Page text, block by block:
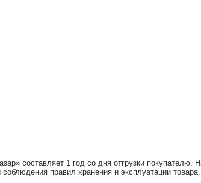
составляет 1 год со дня отгрузки покупателю.
правил хранения и эксплуатации товара.